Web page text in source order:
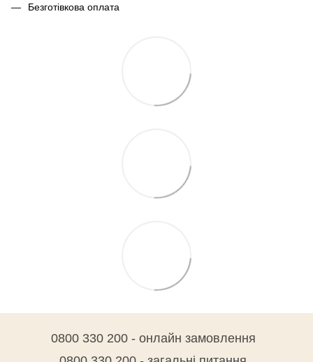
Безготівкова оплата
0800 330 200 - онлайн замовлення